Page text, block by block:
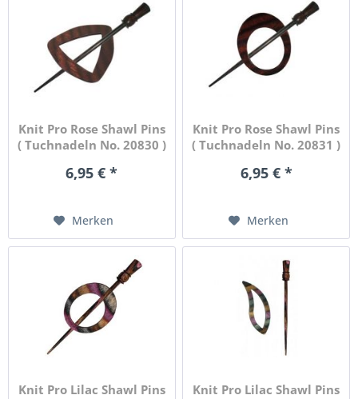
Knit Pro Rose Shawl Pins
( Tuchnadeln No. 20830 )
6,95 € *
Merken
Knit Pro Rose Shawl Pins
( Tuchnadeln No. 20831 )
6,95 € *
Merken
Knit Pro Lilac Shawl Pins
Knit Pro Lilac Shawl Pins